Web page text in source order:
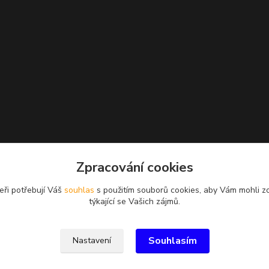
Zpracování cookies
potřebují Váš souhlas s použitím souborů cookies, aby Vám mohli
týkající se Vašich zájmů.
Nastavení Souhlasím